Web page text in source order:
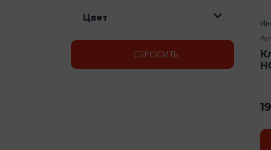
Цвет
СБРОСИТЬ